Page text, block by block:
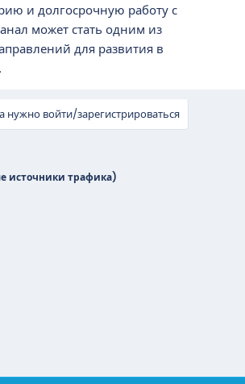
и долгосрочную работу с
может стать одним из
для развития в
нужно войти/зарегистрироваться
источники трафика)